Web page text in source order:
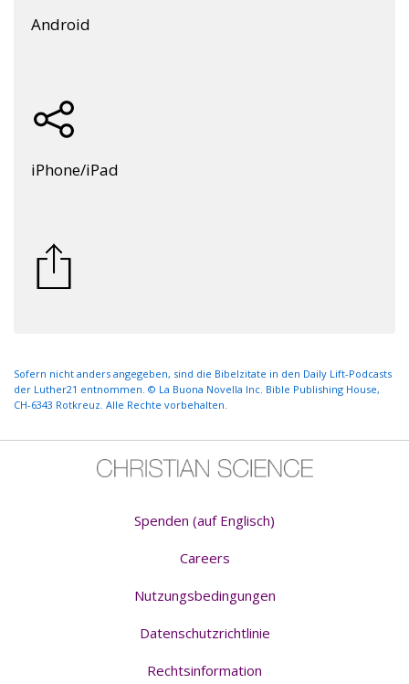
Android
iPhone/iPad
Sofern nicht anders angegeben, sind die Bibelzitate in den Daily Lift-Podcasts
der Luther21 entnommen. © La Buona Novella Inc. Bible Publishing House,
CH-6343 Rotkreuz. Alle Rechte vorbehalten.
Spenden (auf Englisch)
Careers
Nutzungsbedingungen
Datenschutzrichtlinie
Rechtsinformation